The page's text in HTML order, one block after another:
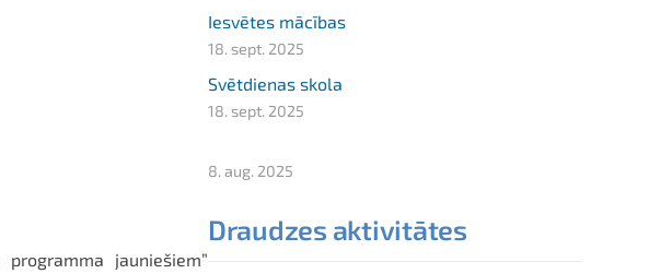
Iesvētes mācības
18. sept. 2025
Svētdienas skola
18. sept. 2025
8. aug. 2025
Draudzes aktivitātes
jauniešiem”